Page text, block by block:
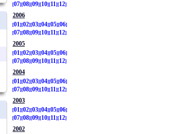
07 08 09 10 11
12
2006
01
02 03 04 05 06
07 08 09 10 11
12
2005
01
02 03 04 05 06
07 08 09 10 11
12
2004
01
02 03 04 05 06
07 08 09 10 11
12
2003
01
02 03 04 05 06
07 08 09 10 11
12
2002